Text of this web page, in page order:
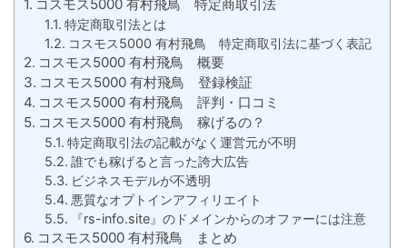
コスモス5000 有村飛鳥 特定商取引法
特定商取引法とは
コスモス5000 有村飛鳥 特定商取引法に基づく表記
コスモス5000 有村飛鳥 概要
コスモス5000 有村飛鳥 登録検証
コスモス5000 有村飛鳥 評判・口コミ
コスモス5000 有村飛鳥 稼げるの？
特定商取引法の記載がなく運営元が不明
誰でも稼げると言った誇大広告
ビジネスモデルが不透明
悪質なオプトインアフィリエイト
『rs-info.site』のドメインからのオファーには注意
コスモス5000 有村飛鳥 まとめ